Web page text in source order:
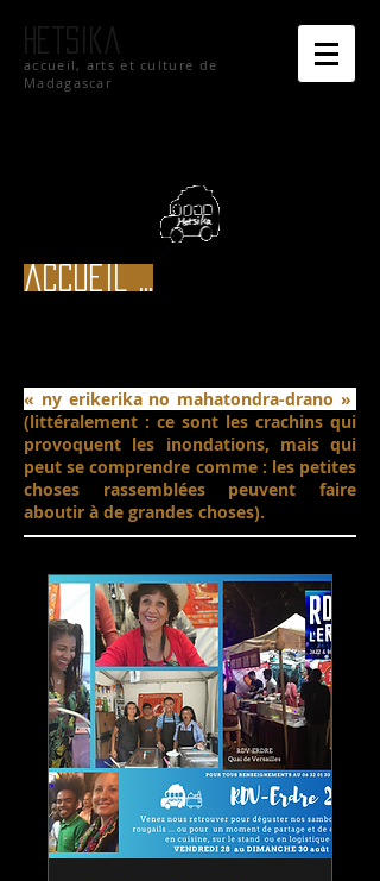
hetsika
accueil, arts et culture de
Madagascar
accueil ...
« ny erikerika no mahatondra-drano »
(littéralement : ce sont les crachins qui
provoquent les inondations, mais qui
peut se comprendre comme : les petites
choses rassemblées peuvent faire
aboutir à de grandes choses).